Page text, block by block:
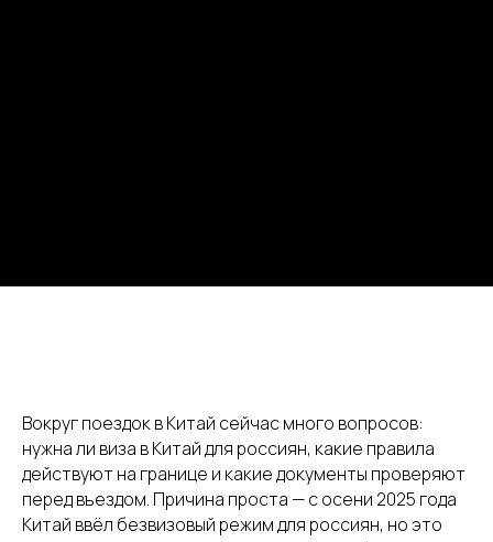
Вокруг поездок в Китай сейчас много вопросов:
нужна ли виза в Китай для россиян, какие правила
действуют на границе и какие документы проверяют
перед въездом. Причина проста — с осени 2025 года
Китай ввёл безвизовый режим для россиян, но это